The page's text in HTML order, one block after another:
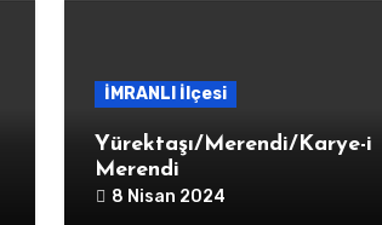
İMRANLI İlçesi
Yürektaşı/Merendi/Karye-i
Merendi
8 Nisan 2024